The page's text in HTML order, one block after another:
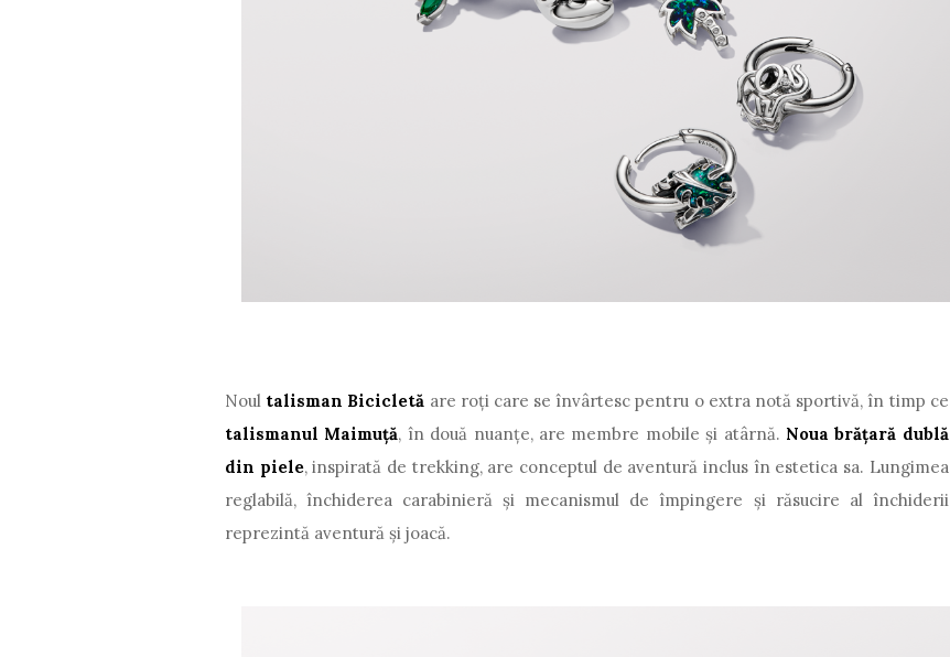
Noul talisman Bicicletă are roți care se învârtesc pentru o extra notă sportivă, în timp ce
talismanul Maimuţă, în două nuanţe, are membre mobile și atârnă. Noua brățară dublă
din piele, inspirată de trekking, are conceptul de aventură inclus în estetica sa. Lungimea
reglabilă, închiderea carabinieră și mecanismul de împingere și răsucire al închiderii
reprezintă aventură și joacă.